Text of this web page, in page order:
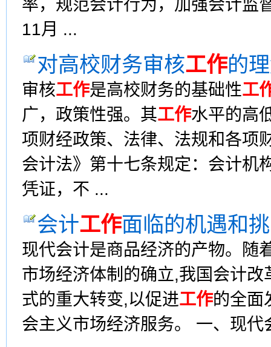
率，规范会计行为，加强会计监
11月 ...
对高校财务审核工作的
审核工作是高校财务的基础性工
广，政策性强。其工作水平的高
项财经政策、法律、法规和各项
会计法》第十七条规定：会计机
凭证，不 ...
会计工作面临的机遇和
现代会计是商品经济的产物。随
市场经济体制的确立,我国会计
式的重大转变,以促进工作的全面
会主义市场经济服务。 一、现